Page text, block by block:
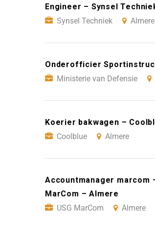
Engineer – Synsel
Synsel Techniek
Almere
Onderofficier
Ministerie van Defensie
Koerier bakwagen –
Coolblue
Almere
Accountmanager marcom
MarCom – Almere
USG MarCom
Almere